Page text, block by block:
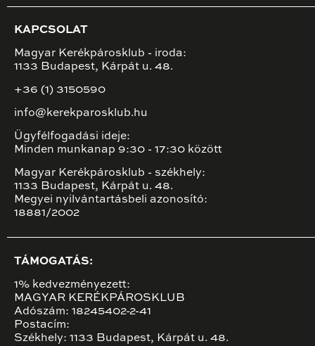
KAPCSOLAT
Magyar Kerékpárosklub - iroda:
1133 Budapest, Kárpát u. 48.
+36 (1) 3150590
info@kerekparosklub.hu
Ügyfélfogadási ideje:
Minden munkanap 9:30 - 17:30 között
Magyar Kerékpárosklub - székhely:
1133 Budapest, Kárpát u. 48.
Megyei nyilvántartásbeli azonosító:
18881/2002
TÁMOGATÁS:
1% kedvezményezett:
MAGYAR KERÉKPÁROSKLUB
Adószám: 18245402-2-41
Postacím:
Székhely: 1133 Budapest, Kárpát u. 48.